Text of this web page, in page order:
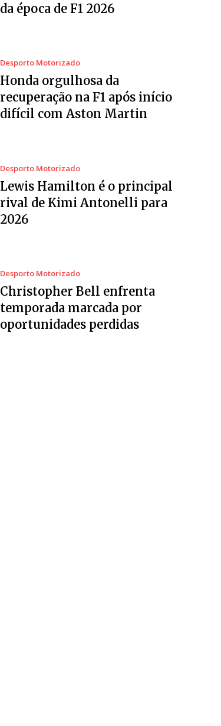
da época de F1 2026
Desporto Motorizado
Honda orgulhosa da
recuperação na F1 após início
difícil com Aston Martin
Desporto Motorizado
Lewis Hamilton é o principal
rival de Kimi Antonelli para
2026
Desporto Motorizado
Christopher Bell enfrenta
temporada marcada por
oportunidades perdidas